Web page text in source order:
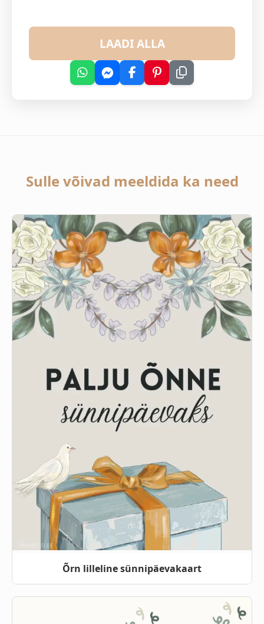
LAADI ALLA
Sulle võivad meeldida ka need
Õrn lilleline sünnipäevakaart